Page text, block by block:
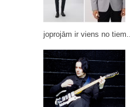
joprojām ir viens no tiem...